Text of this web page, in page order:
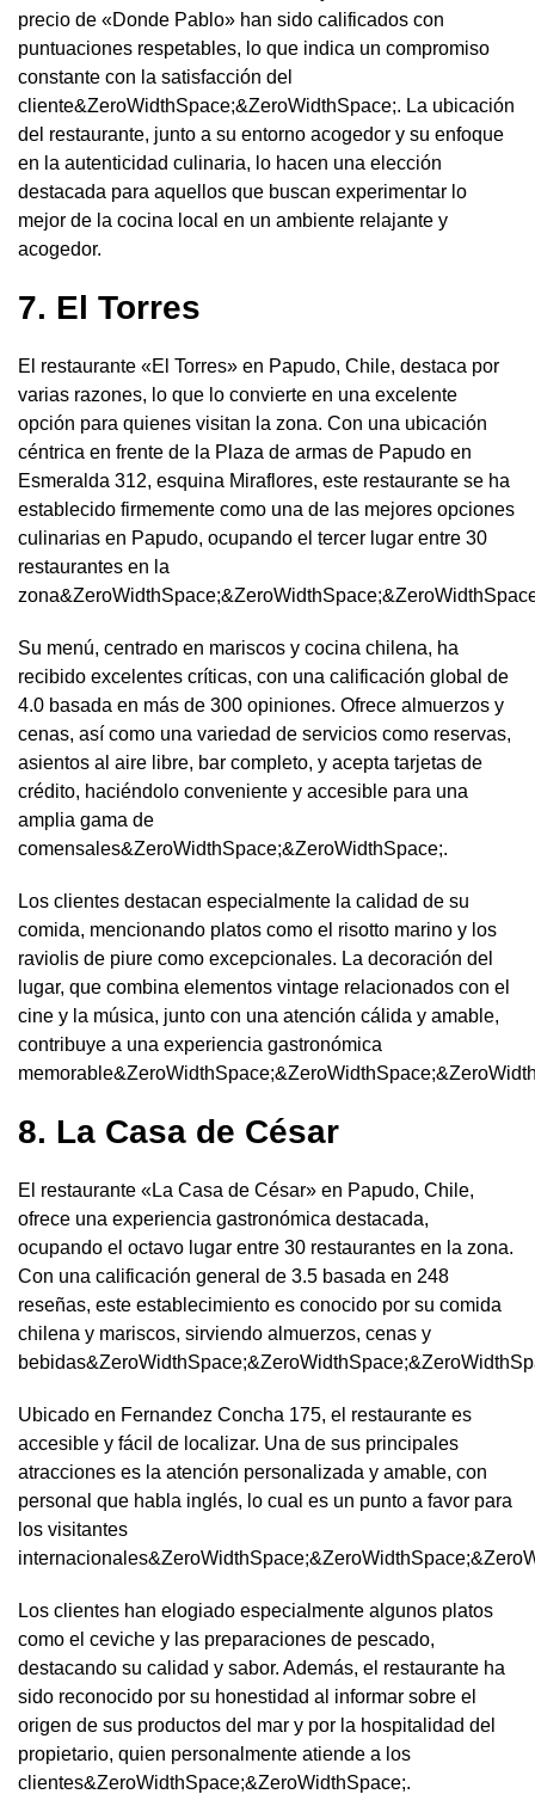
precio de «Donde Pablo» han sido calificados con
puntuaciones respetables, lo que indica un compromiso
constante con la satisfacción del
cliente&ZeroWidthSpace;&ZeroWidthSpace;. La ubicación
del restaurante, junto a su entorno acogedor y su enfoque
en la autenticidad culinaria, lo hacen una elección
destacada para aquellos que buscan experimentar lo
mejor de la cocina local en un ambiente relajante y
acogedor.
7. El Torres
El restaurante «El Torres» en Papudo, Chile, destaca por
varias razones, lo que lo convierte en una excelente
opción para quienes visitan la zona. Con una ubicación
céntrica en frente de la Plaza de armas de Papudo en
Esmeralda 312, esquina Miraflores, este restaurante se ha
establecido firmemente como una de las mejores opciones
culinarias en Papudo, ocupando el tercer lugar entre 30
restaurantes en la
Su menú, centrado en mariscos y cocina chilena, ha
recibido excelentes críticas, con una calificación global de
4.0 basada en más de 300 opiniones. Ofrece almuerzos y
cenas, así como una variedad de servicios como reservas,
asientos al aire libre, bar completo, y acepta tarjetas de
crédito, haciéndolo conveniente y accesible para una
amplia gama de
comensales&ZeroWidthSpace;&ZeroWidthSpace;.
Los clientes destacan especialmente la calidad de su
comida, mencionando platos como el risotto marino y los
raviolis de piure como excepcionales. La decoración del
lugar, que combina elementos vintage relacionados con el
cine y la música, junto con una atención cálida y amable,
contribuye a una experiencia gastronómica
8. La Casa de César
El restaurante «La Casa de César» en Papudo, Chile,
ofrece una experiencia gastronómica destacada,
ocupando el octavo lugar entre 30 restaurantes en la zona.
Con una calificación general de 3.5 basada en 248
reseñas, este establecimiento es conocido por su comida
chilena y mariscos, sirviendo almuerzos, cenas y
Ubicado en Fernandez Concha 175, el restaurante es
accesible y fácil de localizar. Una de sus principales
atracciones es la atención personalizada y amable, con
personal que habla inglés, lo cual es un punto a favor para
los visitantes
Los clientes han elogiado especialmente algunos platos
como el ceviche y las preparaciones de pescado,
destacando su calidad y sabor. Además, el restaurante ha
sido reconocido por su honestidad al informar sobre el
origen de sus productos del mar y por la hospitalidad del
propietario, quien personalmente atiende a los
clientes&ZeroWidthSpace;&ZeroWidthSpace;.